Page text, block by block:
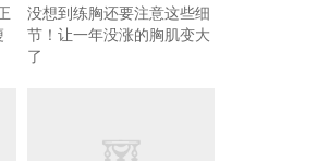
没想到练胸还要注意这些细
节！让一年没涨的胸肌变大
了